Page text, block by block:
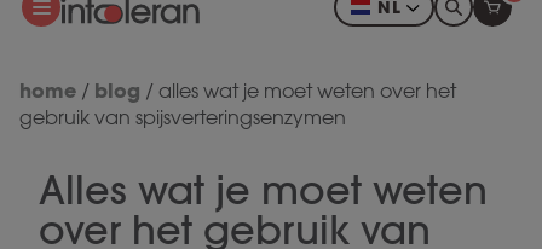
NL
home / blog / alles wat je moet weten over het
gebruik van spijsverteringsenzymen
Alles wat je moet weten
over het gebruik van